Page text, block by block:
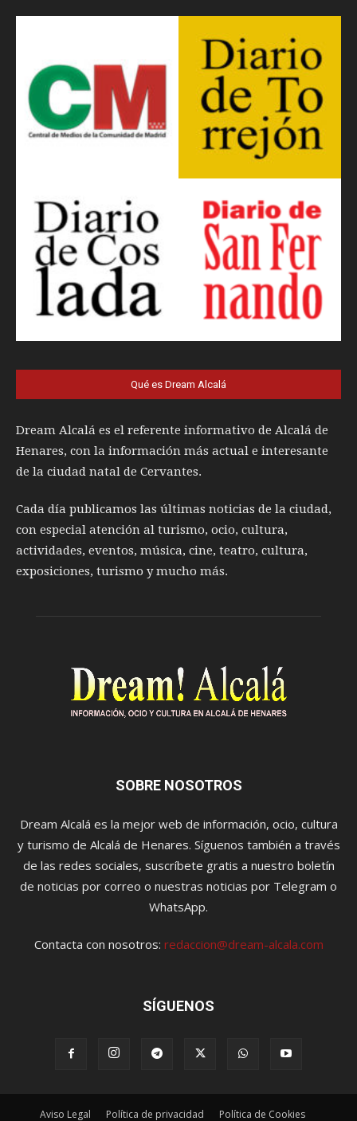
Qué es Dream Alcalá
Dream Alcalá es el referente informativo de Alcalá de
Henares, con la información más actual e interesante
de la ciudad natal de Cervantes.
Cada día publicamos las últimas noticias de la ciudad,
con especial atención al turismo, ocio, cultura,
actividades, eventos, música, cine, teatro, cultura,
exposiciones, turismo y mucho más.
SOBRE NOSOTROS
Dream Alcalá es la mejor web de información, ocio, cultura
y turismo de Alcalá de Henares. Síguenos también a través
de las redes sociales, suscríbete gratis a nuestro boletín
de noticias por correo o nuestras noticias por Telegram o
WhatsApp.
Contacta con nosotros: redaccion@dream-alcala.com
SÍGUENOS
Aviso Legal Política de privacidad Política de Cookies